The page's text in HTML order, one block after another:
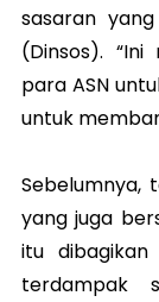
sasaran
(Dinsos).
para ASN
untuk
Sebelumnya,
yang juga
itu
terdampak